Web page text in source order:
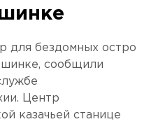
для бездомных остро
сообщили
Центр
казачьей станице